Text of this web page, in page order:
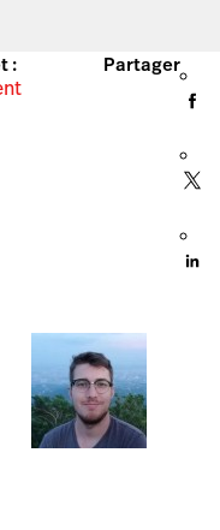
: Partager